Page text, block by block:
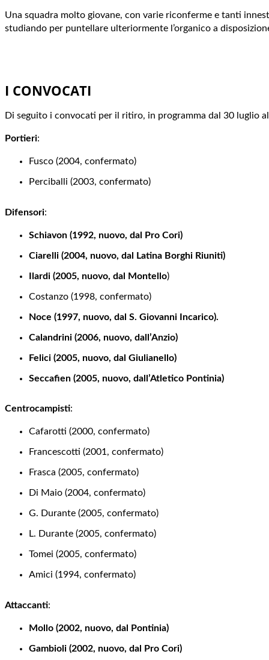
Una squadra molto giovane, con varie riconferme e tanti
studiando per puntellare ulteriormente l’organico a
I CONVOCATI
Di seguito i convocati per il ritiro, in programma dal 30 luglio
Portieri:
Fusco (2004, confermato)
Perciballi (2003, confermato)
Difensori:
Schiavon (1992, nuovo, dal Pro Cori)
Ciarelli (2004, nuovo, dal Latina Borghi Riuniti)
Ilardi (2005, nuovo, dal Montello)
Costanzo (1998, confermato)
Noce (1997, nuovo, dal S. Giovanni Incarico).
Calandrini (2006, nuovo, dall’Anzio)
Felici (2005, nuovo, dal Giulianello)
Seccafien (2005, nuovo, dall’Atletico Pontinia)
Centrocampisti:
Cafarotti (2000, confermato)
Francescotti (2001, confermato)
Frasca (2005, confermato)
Di Maio (2004, confermato)
G. Durante (2005, confermato)
L. Durante (2005, confermato)
Tomei (2005, confermato)
Amici (1994, confermato)
Attaccanti:
Mollo (2002, nuovo, dal Pontinia)
Gambioli (2002, nuovo, dal Pro Cori)